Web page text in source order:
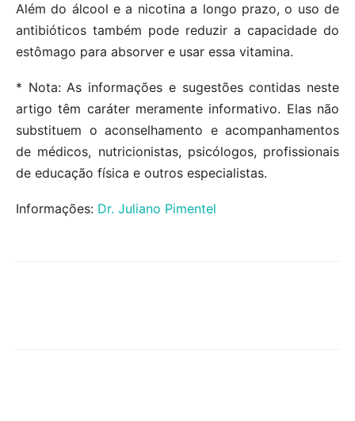
Além do álcool e a nicotina a longo prazo, o uso de
antibióticos também pode reduzir a capacidade do
estômago para absorver e usar essa vitamina.
* Nota: As informações e sugestões contidas neste
artigo têm caráter meramente informativo. Elas não
substituem o aconselhamento e acompanhamentos
de médicos, nutricionistas, psicólogos, profissionais
de educação física e outros especialistas.
Informações: Dr. Juliano Pimentel